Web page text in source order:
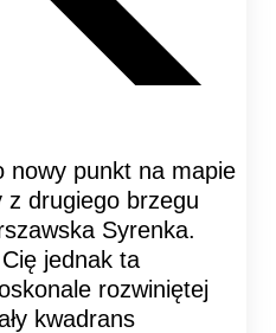
nowy punkt na mapie
z drugiego brzegu
Syrenka.
jednak ta
rozwiniętej
kwadrans